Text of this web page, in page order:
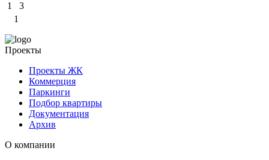
1
3
1
Проекты
Проекты ЖК
Коммерция
Паркинги
Подбор квартиры
Документация
Архив
О компании